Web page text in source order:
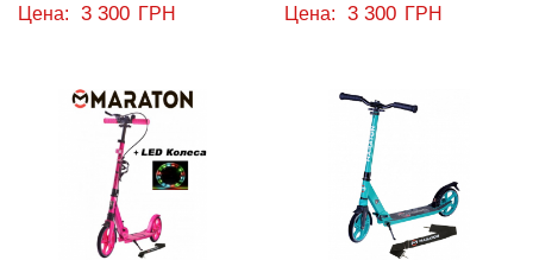
Цена: 3 300 ГРН Цена: 3 300 ГРН